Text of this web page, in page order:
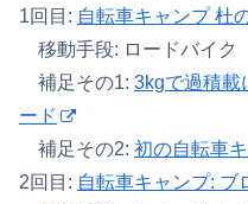
1回目: 自転車キャンプ 杜
移動手段: ロードバイク
補足その1: 3kgで過積載
ード
補足その2: 初の自転車
2回目: 自転車キャンプ: ブ